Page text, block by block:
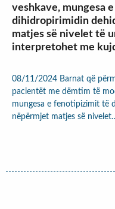
veshkave, mungesa
dihidropirimidin
matjes së nivelet të
interpretohet me
08/11/2024 Barnat që
pacientët me dëmtim të
mungesa e fenotipizimit të
nëpërmjet matjes së